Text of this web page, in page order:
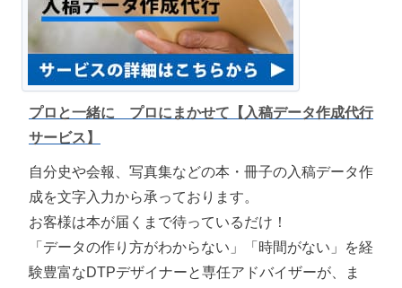
プロと一緒に プロにまかせて【入稿データ作成代行
サービス】
自分史や会報、写真集などの本・冊子の入稿データ作
成を文字入力から承っております。
お客様は本が届くまで待っているだけ！
「データの作り方がわからない」「時間がない」を経
験豊富なDTPデザイナーと専任アドバイザーが、ま